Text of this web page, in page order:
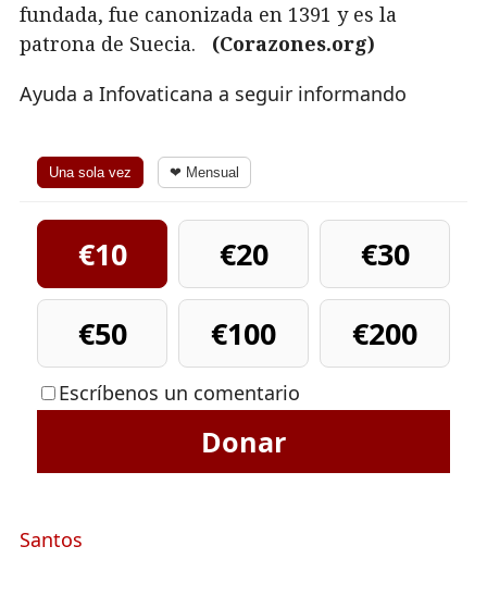
fundada, fue canonizada en 1391 y es la
patrona de Suecia. (Corazones.org)
Ayuda a Infovaticana a seguir informando
Una sola vez ❤ Mensual
€10 €20
€30
€50
€100 €200
Escríbenos un comentario
Donar
Santos